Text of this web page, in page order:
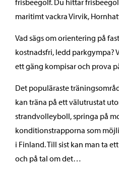
maritimt vackra Virvik,
Vad sägs om orientering på
kostnadsfri, ledd parkgympa?
ett gäng kompisar och prova
Det populäraste
kan träna på ett välutrustat
strandvolleyboll, springa på
konditionstrapporna som
i Finland. Till sist kan man ta
och på tal om det…